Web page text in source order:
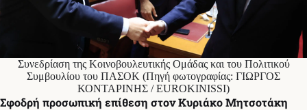
Συνεδρίαση της Κοινοβουλευτικής Ομάδας και του Πολιτικού
Συμβουλίου του ΠΑΣΟΚ (Πηγή φωτογραφίας: ΓΙΩΡΓΟΣ
ΚΟΝΤΑΡΙΝΗΣ / EUROKINISSI)
Σφοδρή προσωπική επίθεση στον Κυριάκο Μητσοτάκη